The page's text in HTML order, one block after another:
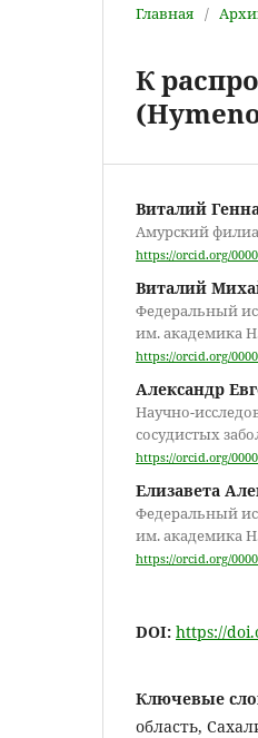
Главная /
К
Виталий
Амурский
https://orcid.org/
Виталий
Федеральный
им. академика
https://orcid.org/
Александр
Научно-
сосудистых
https://orcid.org/
Елизавета
Федеральный
им. академика
https://orcid.org/
DOI: https://
Ключевые
область,